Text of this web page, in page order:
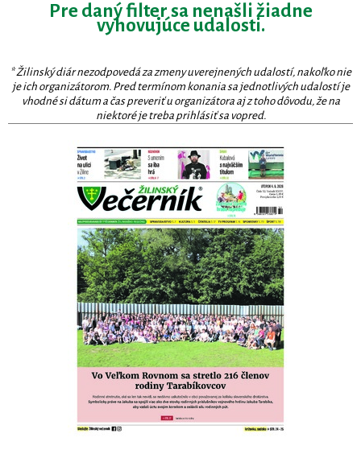
Pre daný filter sa nenašli žiadne
vyhovujúce udalosti.
* Žilinský diár nezodpovedá za zmeny uverejnených udalostí, nakoľko nie
je ich organizátorom. Pred termínom konania sa jednotlivých udalostí je
vhodné si dátum a čas preveriť u organizátora aj z toho dôvodu, že na
niektoré je treba prihlásiť sa vopred.